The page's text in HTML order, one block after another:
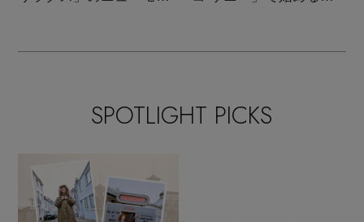
SPOTLIGHT PICKS